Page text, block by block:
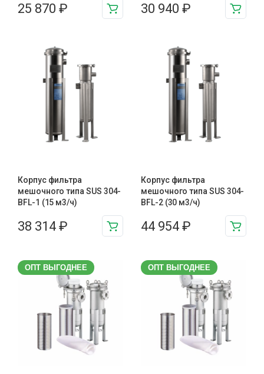
25 870 ₽ 30 940 ₽
Корпус фильтра
мешочного типа SUS 304-
BFL-1 (15 м3/ч)
38 314 ₽
Корпус фильтра
мешочного типа SUS 304-
BFL-2 (30 м3/ч)
44 954 ₽
ОПТ ВЫГОДНЕЕ ОПТ ВЫГОДНЕЕ